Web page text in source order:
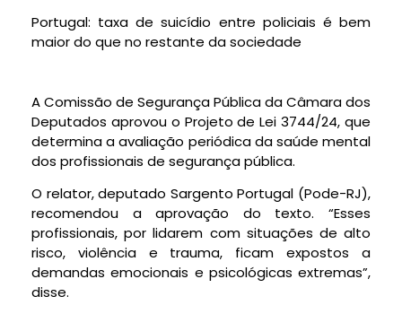
Portugal: taxa de suicídio entre policiais é bem
maior do que no restante da sociedade
A Comissão de Segurança Pública da Câmara dos
Deputados aprovou o Projeto de Lei 3744/24, que
determina a avaliação periódica da saúde mental
dos profissionais de segurança pública.
O relator, deputado Sargento Portugal (Pode-RJ),
recomendou a aprovação do texto. “Esses
profissionais, por lidarem com situações de alto
risco, violência e trauma, ficam expostos a
demandas emocionais e psicológicas extremas”,
disse.